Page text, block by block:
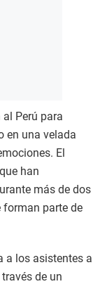
al Perú para
en una velada
El
han
más de dos
forman parte de
a los asistentes a
de un